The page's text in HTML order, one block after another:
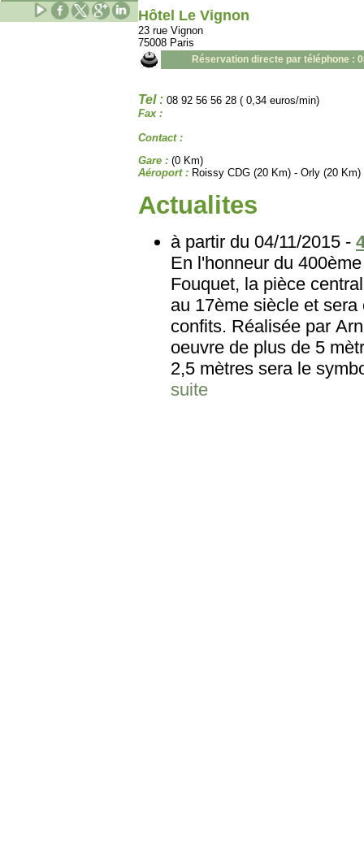
Hôtel Le Vignon
23 rue Vignon
75008 Paris
Réservation directe par téléphone :
Tel : 08 92 56 56 28 ( 0,34 euros/min)
Fax :
Contact :
Gare : (0 Km)
Aéroport : Roissy CDG (20 Km) - Orly (20 Km)
Actualites
à partir du 04/11/2015 -
En l'honneur du
Fouquet, la pièce
au 17ème siècle et
confits. Réalisée par
oeuvre de plus de 5
2,5 mètres sera le
suite